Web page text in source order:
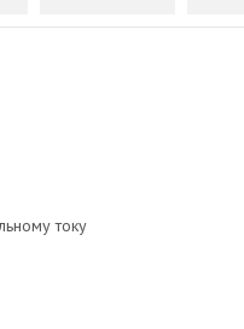
току